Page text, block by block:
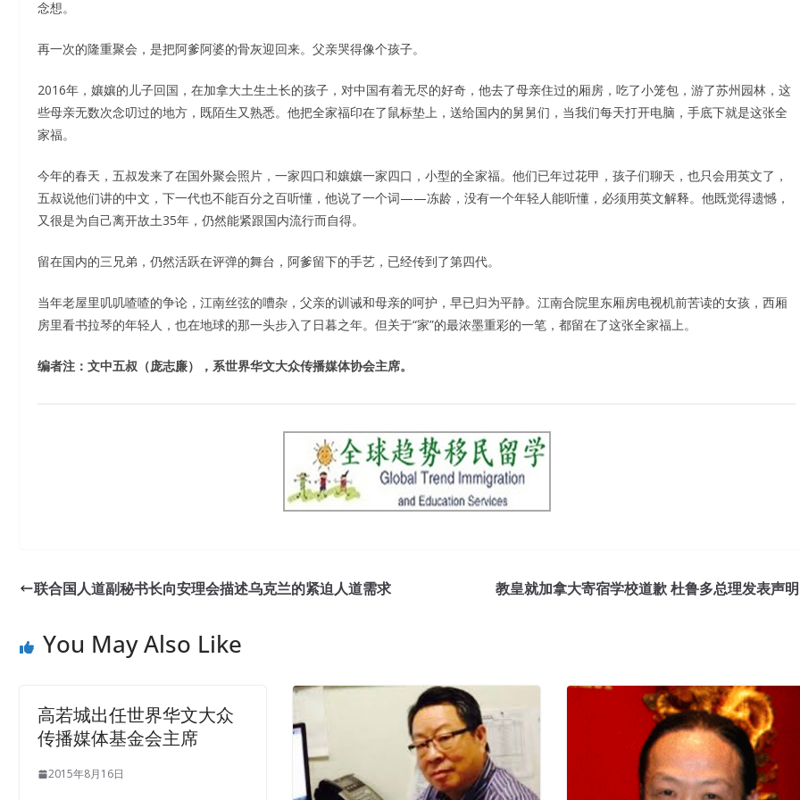
念想。
再一次的隆重聚会，是把阿爹阿婆的骨灰迎回来。父亲哭得像个孩子。
2016年，孃孃的儿子回国，在加拿大土生土长的孩子，对中国有着无尽的好奇，他去了母亲住过的厢房，吃了小笼包，游了苏州园林，这
些母亲无数次念叨过的地方，既陌生又熟悉。他把全家福印在了鼠标垫上，送给国内的舅舅们，当我们每天打开电脑，手底下就是这张全
家福。
今年的春天，五叔发来了在国外聚会照片，一家四口和孃孃一家四口，小型的全家福。他们已年过花甲，孩子们聊天，也只会用英文了，
五叔说他们讲的中文，下一代也不能百分之百听懂，他说了一个词——冻龄，没有一个年轻人能听懂，必须用英文解释。他既觉得遗憾，
又很是为自己离开故土35年，仍然能紧跟国内流行而自得。
留在国内的三兄弟，仍然活跃在评弹的舞台，阿爹留下的手艺，已经传到了第四代。
当年老屋里叽叽喳喳的争论，江南丝弦的嘈杂，父亲的训诫和母亲的呵护，早已归为平静。江南合院里东厢房电视机前苦读的女孩，西厢
房里看书拉琴的年轻人，也在地球的那一头步入了日暮之年。但关于“家”的最浓墨重彩的一笔，都留在了这张全家福上。
编者注：文中五叔（庞志廉），系世界华文大众传播媒体协会主席。
联合国人道副秘书长向安理会描述乌克兰的紧迫人道需求 教皇就加拿大寄宿学校道歉 杜鲁多总理发表声明
You May Also Like
高若城出任世界华文大众
传播媒体基金会主席
2015年8月16日